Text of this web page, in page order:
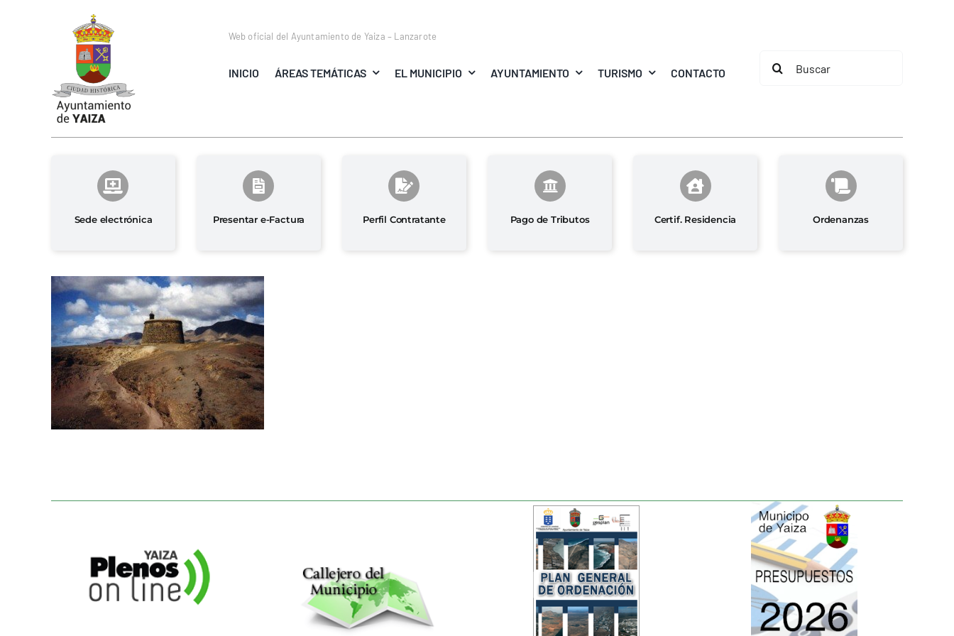
Web oficial del Ayuntamiento de Yaiza – Lanzarote
INICIO ÁREAS TEMÁTICAS EL MUNICIPIO AYUNTAMIENTO TURISMO CONTACTO
Buscar:
Sede electrónica Presentar e-Factura Perfil Contratante Pago de Tributos Certif. Residencia Ordenanzas